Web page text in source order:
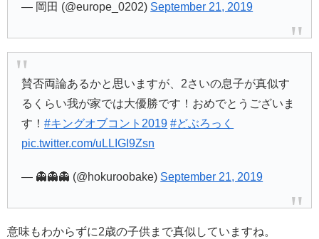
— 岡田 (@europe_0202) September 21, 2019
賛否両論あるかと思いますが、2さいの息子が真似す
るくらい我が家では大優勝です！おめでとうございま
す！#キングオブコント2019 #どぶろっく
pic.twitter.com/uLLIGI9Zsn
— 👻👻👻 (@hokuroobake) September 21, 2019
意味もわからずに2歳の子供まで真似していますね。